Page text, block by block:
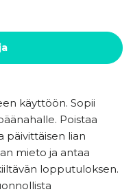
käyttöön. Sopii
Poistaa
päivittäisen lian
mieto ja antaa
lopputuloksen.